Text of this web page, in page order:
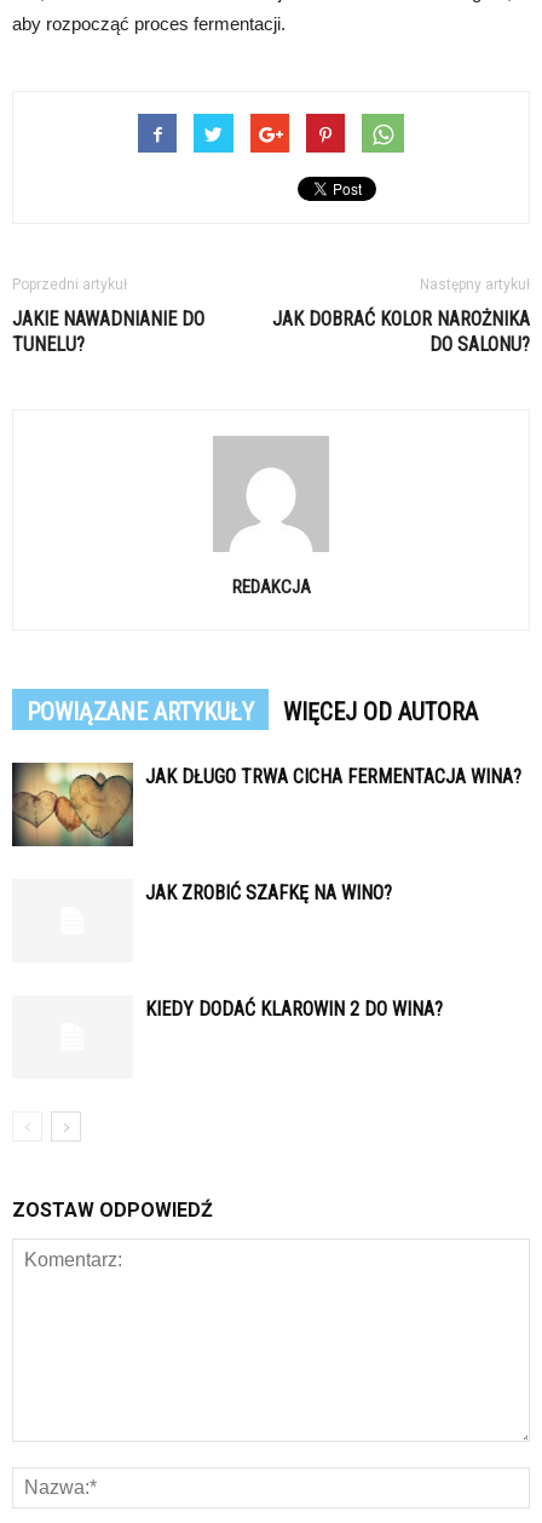
aby rozpocząć proces fermentacji.
Poprzedni artykuł
JAKIE NAWADNIANIE DO
TUNELU?
Następny artykuł
JAK DOBRAĆ KOLOR NAROŻNIKA
DO SALONU?
REDAKCJA
POWIĄZANE ARTYKUŁY WIĘCEJ OD AUTORA
JAK DŁUGO TRWA CICHA FERMENTACJA WINA?
JAK ZROBIĆ SZAFKĘ NA WINO?
KIEDY DODAĆ KLAROWIN 2 DO WINA?
ZOSTAW ODPOWIEDŹ